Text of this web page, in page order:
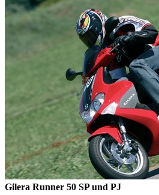
Gilera Runner 50 SP und PJ